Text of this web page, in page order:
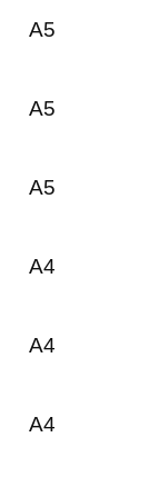
A5
A5
A5
A4
A4
A4